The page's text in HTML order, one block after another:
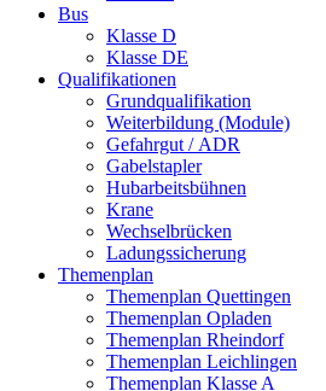
Bus
Klasse D
Klasse DE
Qualifikationen
Grundqualifikation
Weiterbildung (Module)
Gefahrgut / ADR
Gabelstapler
Hubarbeitsbühnen
Krane
Wechselbrücken
Ladungssicherung
Themenplan
Themenplan Quettingen
Themenplan Opladen
Themenplan Rheindorf
Themenplan Leichlingen
Themenplan Klasse A